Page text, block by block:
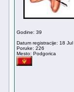
Godine: 39
Datum registracije: 18
Poruke: 226
Mesto: Podgorica